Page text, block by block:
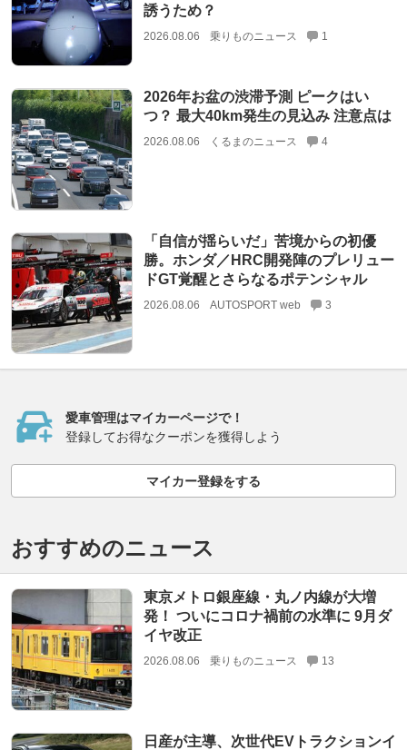
誘うため？
2026.08.06 乗りものニュース 1
2026年お盆の渋滞予測 ピークはい
つ？ 最大40km発生の見込み 注意点は
2026.08.06 くるまのニュース 4
「自信が揺らいだ」苦境からの初優
勝。ホンダ／HRC開発陣のプレリュー
ドGT覚醒とさらなるポテンシャル
2026.08.06 AUTOSPORT web 3
愛車管理はマイカーページで！
登録してお得なクーポンを獲得しよう
マイカー登録をする
おすすめのニュース
東京メトロ銀座線・丸ノ内線が大増
発！ ついにコロナ禍前の水準に 9月ダ
イヤ改正
2026.08.06 乗りものニュース 13
日産が主導、次世代EVトラクションイ